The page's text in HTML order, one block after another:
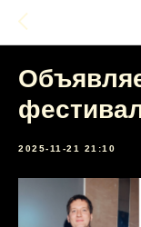
2025-11-21 21:10